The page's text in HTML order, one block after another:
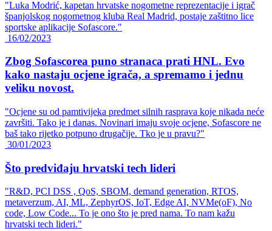
"Luka Modrić, kapetan hrvatske nogometne reprezentacije i igrač
španjolskog nogometnog kluba Real Madrid, postaje zaštitno lice
sportske aplikacije Sofascore."
16/02/2023
Zbog Sofascorea puno stranaca prati HNL. Evo
kako nastaju ocjene igrača, a spremamo i jednu
veliku novost.
"Ocjene su od pamtivijeka predmet silnih rasprava koje nikada neće
završiti. Tako je i danas. Novinari imaju svoje ocjene, Sofascore ne
baš tako rijetko potpuno drugačije. Tko je u pravu?"
30/01/2023
Što predviđaju hrvatski tech lideri
"R&D, PCI DSS , QoS, SBOM, demand generation, RTOS,
metaverzum, AI, ML, ZephyrOS, IoT, Edge AI, NVMe(oF), No
code, Low Code... To je ono što je pred nama. To nam kažu
hrvatski tech lideri."